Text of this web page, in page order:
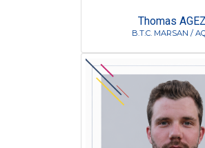
Thomas AGEZ
B.T.C. MARSAN /